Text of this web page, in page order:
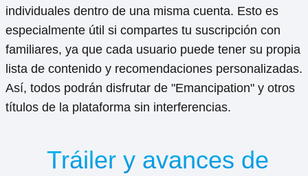
individuales dentro de una misma cuenta. Esto es
especialmente útil si compartes tu suscripción con
familiares, ya que cada usuario puede tener su propia
lista de contenido y recomendaciones personalizadas.
Así, todos podrán disfrutar de "Emancipation" y otros
títulos de la plataforma sin interferencias.
Tráiler y avances de